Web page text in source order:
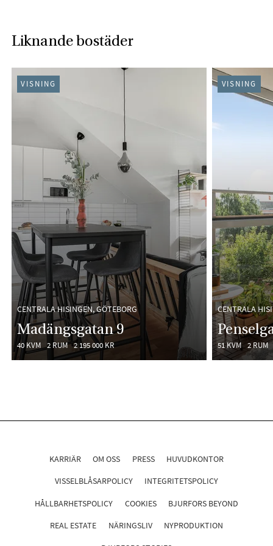
Liknande bostäder
CENTRALA HISINGEN, GÖTEBORG
Madängsgatan 9
40 KVM 2 RUM 2 195 000 KR
VISNING
CENTRALA
51 KVM 2 RUM
VISNING
KARRIÄR OM OSS PRESS HUVUDKONTOR
VISSELBLÅSARPOLICY INTEGRITETSPOLICY
HÅLLBARHETSPOLICY COOKIES BJURFORS BEYOND
REAL ESTATE NÄRINGSLIV NYPRODUKTION